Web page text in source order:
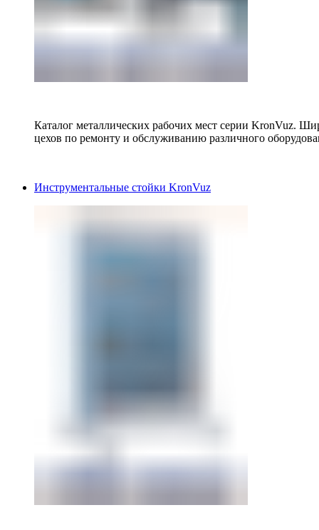
Каталог металлических рабочих мест серии KronVuz.
цехов по ремонту и обслуживанию различного
Инструментальные стойки KronVuz